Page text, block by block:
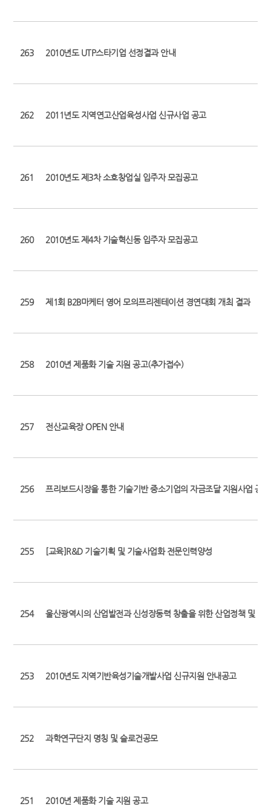
263 2010년도 UTP스타기업 선정결과 안내
262 2011년도 지역연고산업육성사업 신규사업 공고
261 2010년도 제3차 소호창업실 입주자 모집공고
260 2010년도 제4차 기술혁신동 입주자 모집공고
259 제1회 B2B마케터 영어 모의프리젠테이션 경연대회 개최 결과
258 2010년 제품화 기술 지원 공고(추가접수)
257 전산교육장 OPEN 안내
256 프리보드시장을 통한 기술기반 중소기업의 자금조달 지원사업 공고
255 [교육]R&D 기술기획 및 기술사업화 전문인력양성
254 울산광역시의 산업발전과 신성장동력 창출을 위한 산업정책 및 기
253 2010년도 지역기반육성기술개발사업 신규지원 안내공고
252 과학연구단지 명칭 및 슬로건공모
251 2010년 제품화 기술 지원 공고